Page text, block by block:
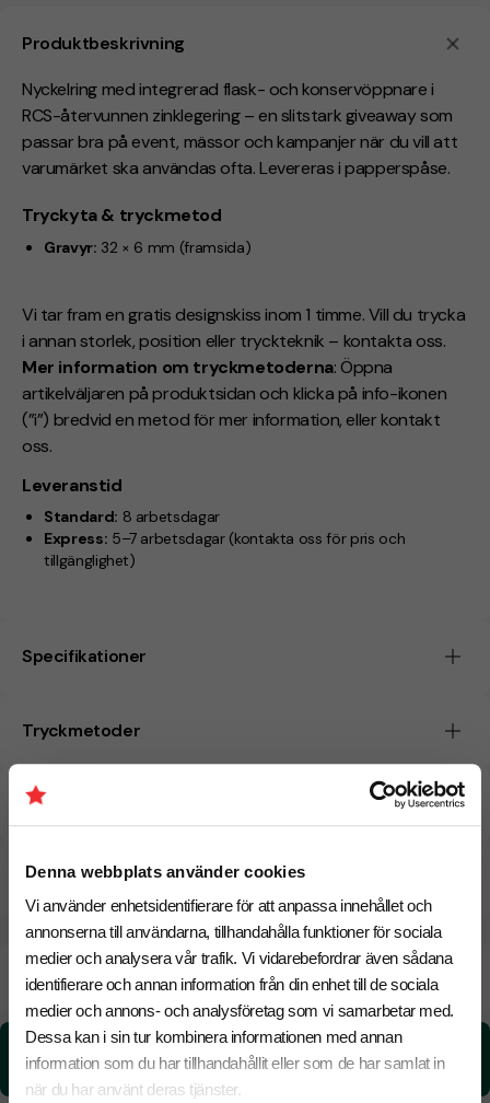
Denna webbplats använder cookies
Vi använder enhetsidentifierare för att anpassa innehållet och
annonserna till användarna, tillhandahålla funktioner för sociala
medier och analysera vår trafik. Vi vidarebefordrar även sådana
identifierare och annan information från din enhet till de sociala
medier och annons- och analysföretag som vi samarbetar med.
Dessa kan i sin tur kombinera informationen med annan
information som du har tillhandahållit eller som de har samlat in
när du har använt deras tjänster.
Produktbeskrivning
Nyckelring med integrerad flask- och konservöppnare i
RCS-återvunnen zinklegering – en slitstark giveaway som
passar bra på event, mässor och kampanjer när du vill att
varumärket ska användas ofta. Levereras i papperspåse.
Tryckyta & tryckmetod
Gravyr: 32 × 6 mm (framsida)
Vi tar fram en gratis designskiss inom 1 timme. Vill du trycka
i annan storlek, position eller tryckteknik – kontakta oss.
Mer information om tryckmetoderna: Öppna
artikelväljaren på produktsidan och klicka på info-ikonen
(”i”) bredvid en metod för mer information, eller kontakt
oss.
Leveranstid
Standard: 8 arbetsdagar
Express: 5–7 arbetsdagar(kontakta oss för pris och
tillgänglighet)
Specifikationer
Tryckmetoder
Pristabell
CO₂e -avtryck
19 Augusti Beräknad leveranstid: 8 arbetsdagar
Snabbare leverans? Kontakta oss.
CO₂e -avtryck:
0.16 kg CO₂e / per styck